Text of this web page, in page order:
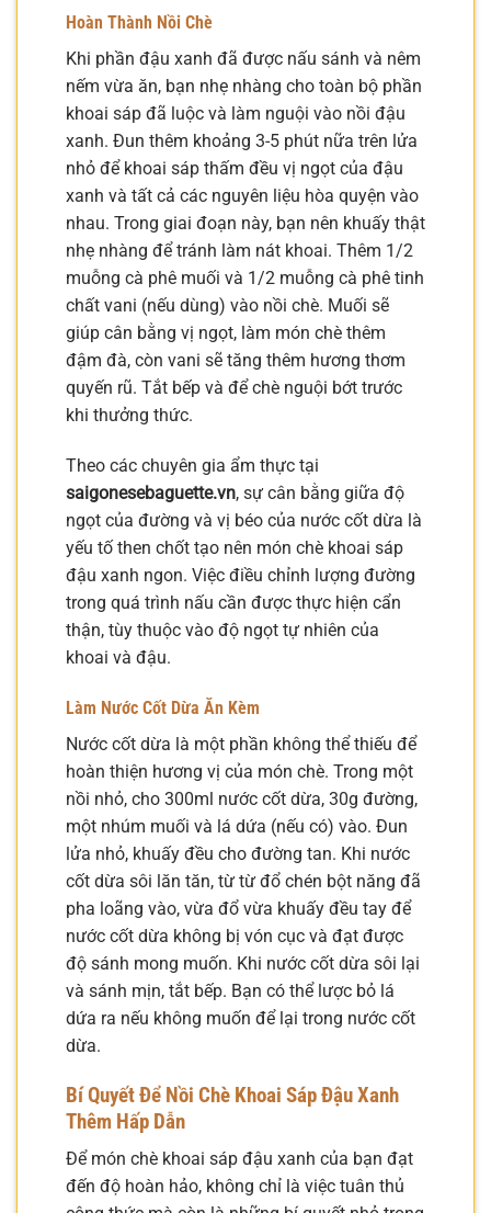
Hoàn Thành Nồi Chè
Khi phần đậu xanh đã được nấu sánh và nêm
nếm vừa ăn, bạn nhẹ nhàng cho toàn bộ phần
khoai sáp đã luộc và làm nguội vào nồi đậu
xanh. Đun thêm khoảng 3-5 phút nữa trên lửa
nhỏ để khoai sáp thấm đều vị ngọt của đậu
xanh và tất cả các nguyên liệu hòa quyện vào
nhau. Trong giai đoạn này, bạn nên khuấy thật
nhẹ nhàng để tránh làm nát khoai. Thêm 1/2
muỗng cà phê muối và 1/2 muỗng cà phê tinh
chất vani (nếu dùng) vào nồi chè. Muối sẽ
giúp cân bằng vị ngọt, làm món chè thêm
đậm đà, còn vani sẽ tăng thêm hương thơm
quyến rũ. Tắt bếp và để chè nguội bớt trước
khi thưởng thức.
Theo các chuyên gia ẩm thực tại
saigonesebaguette.vn, sự cân bằng giữa độ
ngọt của đường và vị béo của nước cốt dừa là
yếu tố then chốt tạo nên món chè khoai sáp
đậu xanh ngon. Việc điều chỉnh lượng đường
trong quá trình nấu cần được thực hiện cẩn
thận, tùy thuộc vào độ ngọt tự nhiên của
khoai và đậu.
Làm Nước Cốt Dừa Ăn Kèm
Nước cốt dừa là một phần không thể thiếu để
hoàn thiện hương vị của món chè. Trong một
nồi nhỏ, cho 300ml nước cốt dừa, 30g đường,
một nhúm muối và lá dứa (nếu có) vào. Đun
lửa nhỏ, khuấy đều cho đường tan. Khi nước
cốt dừa sôi lăn tăn, từ từ đổ chén bột năng đã
pha loãng vào, vừa đổ vừa khuấy đều tay để
nước cốt dừa không bị vón cục và đạt được
độ sánh mong muốn. Khi nước cốt dừa sôi lại
và sánh mịn, tắt bếp. Bạn có thể lược bỏ lá
dứa ra nếu không muốn để lại trong nước cốt
dừa.
Bí Quyết Để Nồi Chè Khoai Sáp Đậu Xanh
Thêm Hấp Dẫn
Để món chè khoai sáp đậu xanh của bạn đạt
đến độ hoàn hảo, không chỉ là việc tuân thủ